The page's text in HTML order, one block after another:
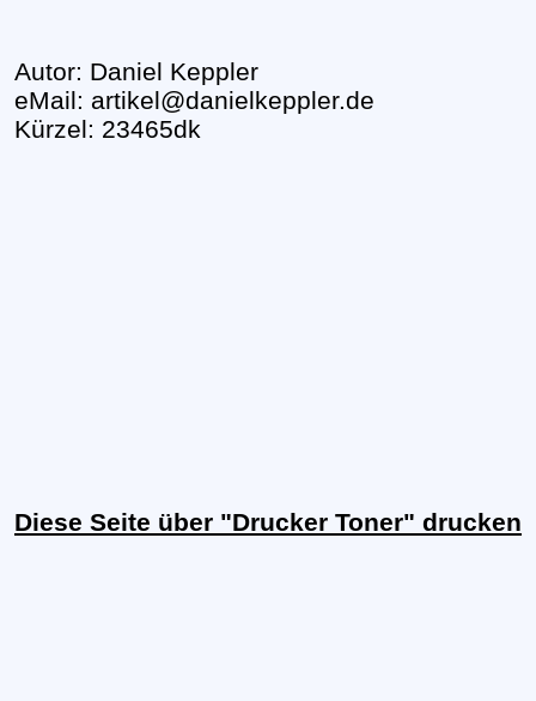
Autor: Daniel Keppler
eMail: artikel@danielkeppler.de
Kürzel: 23465dk
Diese Seite über "Drucker Toner" drucken